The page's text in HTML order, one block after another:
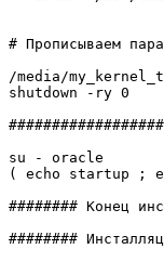
# Прописываем
/media/
shutdown -ry 0
su - oracle
( echo startup ;
######## Конец
########